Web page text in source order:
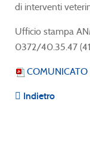
di interventi
Ufficio stampa
0372/40.35.47
COMUNICATO
Indietro